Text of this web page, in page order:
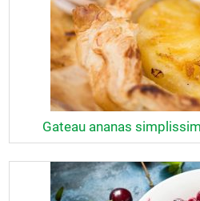
Gateau ananas